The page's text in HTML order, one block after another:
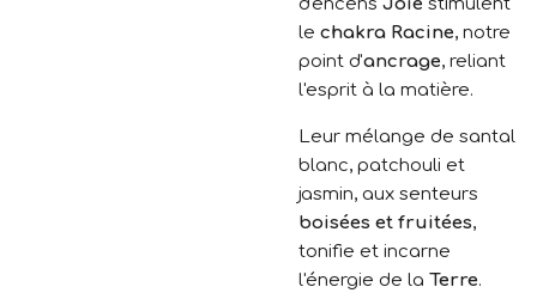
le chakra Racine, notre
point d'ancrage, reliant
l'esprit à la matière.
Leur mélange de santal
blanc, patchouli et
jasmin, aux senteurs
boisées et fruitées,
tonifie et incarne
l'énergie de la Terre.